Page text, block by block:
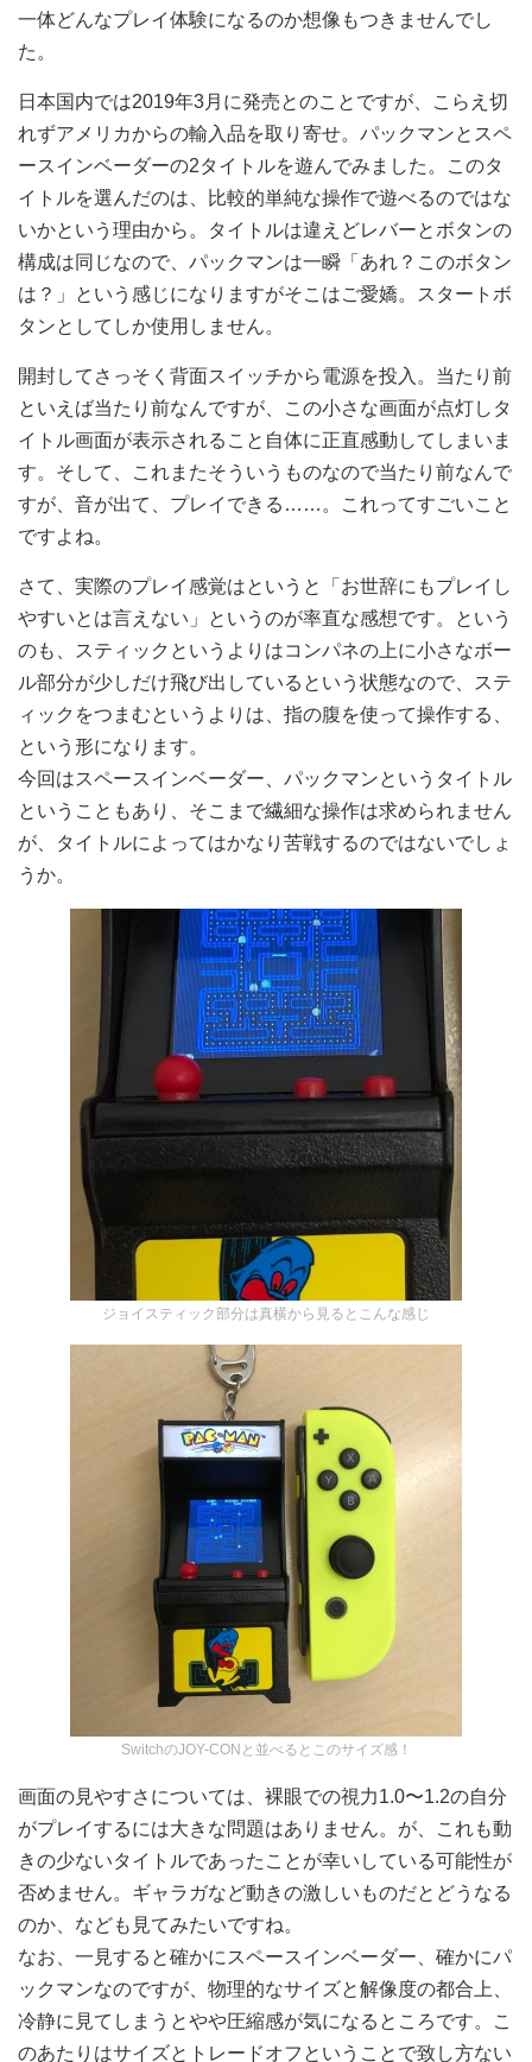
一体どんなプレイ体験になるのか想像もつきませんでし
た。
日本国内では2019年3月に発売とのことですが、こらえ切
れずアメリカからの輸入品を取り寄せ。パックマンとスペ
ースインベーダーの2タイトルを遊んでみました。このタ
イトルを選んだのは、比較的単純な操作で遊べるのではな
いかという理由から。タイトルは違えどレバーとボタンの
構成は同じなので、パックマンは一瞬「あれ？このボタン
は？」という感じになりますがそこはご愛嬌。スタートボ
タンとしてしか使用しません。
開封してさっそく背面スイッチから電源を投入。当たり前
といえば当たり前なんですが、この小さな画面が点灯しタ
イトル画面が表示されること自体に正直感動してしまいま
す。そして、これまたそういうものなので当たり前なんで
すが、音が出て、プレイできる……。これってすごいこと
ですよね。
さて、実際のプレイ感覚はというと「お世辞にもプレイし
やすいとは言えない」というのが率直な感想です。という
のも、スティックというよりはコンパネの上に小さなボー
ル部分が少しだけ飛び出しているという状態なので、ステ
ィックをつまむというよりは、指の腹を使って操作する、
という形になります。
今回はスペースインベーダー、パックマンというタイトル
ということもあり、そこまで繊細な操作は求められません
が、タイトルによってはかなり苦戦するのではないでしょ
うか。
ジョイスティック部分は真横から見るとこんな感じ
SwitchのJOY-CONと並べるとこのサイズ感！
画面の見やすさについては、裸眼での視力1.0〜1.2の自分
がプレイするには大きな問題はありません。が、これも動
きの少ないタイトルであったことが幸いしている可能性が
否めません。ギャラガなど動きの激しいものだとどうなる
のか、なども見てみたいですね。
なお、一見すると確かにスペースインベーダー、確かにパ
ックマンなのですが、物理的なサイズと解像度の都合上、
冷静に見てしまうとやや圧縮感が気になるところです。こ
のあたりはサイズとトレードオフということで致し方ない